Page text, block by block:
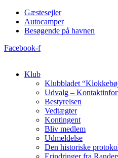
Videre
indhold
Gæstesejler
Autocamper
Besøgende på havnen
Facebook-f
Klub
Klubbladet
Udvalg –
Bestyrelsen
Vedtægter
Kontingent
Bliv medlem
Udmeldelse
Den historiske
Erindringer fra